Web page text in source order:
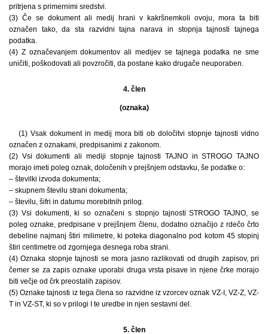
pritrjena s primernimi sredstvi.
(3) Če se dokument ali medij hrani v kakršnemkoli ovoju, mora ta biti
označen tako, da sta razvidni tajna narava in stopnja tajnosti tajnega
podatka.
(4) Z označevanjem dokumentov ali medijev se tajnega podatka ne sme
uničiti, poškodovati ali povzročiti, da postane kako drugače neuporaben.
4. člen
(oznaka)
(1) Vsak dokument in medij mora biti ob določitvi stopnje tajnosti vidno
označen z oznakami, predpisanimi z zakonom.
(2) Vsi dokumenti ali mediji stopnje tajnosti TAJNO in STROGO TAJNO
morajo imeti poleg oznak, določenih v prejšnjem odstavku, še podatke o:
– številki izvoda dokumenta;
– skupnem številu strani dokumenta;
– številu, šifri in datumu morebitnih prilog.
(3) Vsi dokumenti, ki so označeni s stopnjo tajnosti STROGO TAJNO, se
poleg oznake, predpisane v prejšnjem členu, dodatno označijo z rdečo črto
debeline najmanj štiri milimetre, ki poteka diagonalno pod kotom 45 stopinj
štiri centimetre od zgornjega desnega roba strani.
(4) Oznaka stopnje tajnosti se mora jasno razlikovati od drugih zapisov, pri
čemer se za zapis oznake uporabi druga vrsta pisave in njene črke morajo
biti večje od črk preostalih zapisov.
(5) Oznake tajnosti iz tega člena so razvidne iz vzorcev oznak VZ-I, VZ-Z, VZ-
T in VZ-ST, ki so v prilogi I te uredbe in njen sestavni del.
5. člen